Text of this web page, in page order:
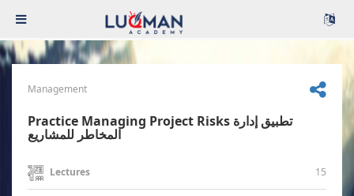
Management
Practice Managing Project Risks تطبيق إدارة
المخاطر للمشاريع
Lectures 15